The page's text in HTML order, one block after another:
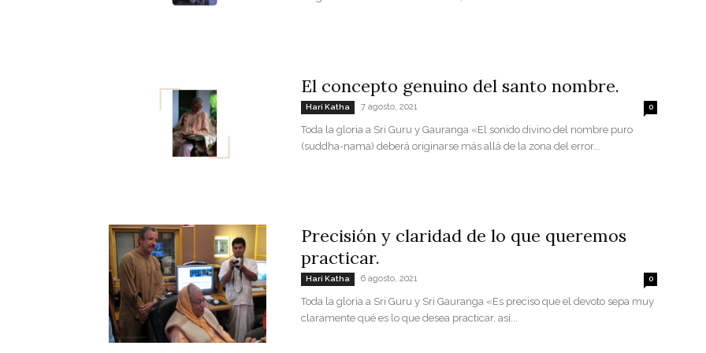
El concepto genuino del santo nombre.
Hari Katha 7 agosto, 2021 0
Toda la gloria a Sri Guru y Gauranga «El sonido divino del nombre puro
(suddha-nama) deberá originarse más allá de la zona del error...
Precisión y claridad de lo que queremos
practicar.
Hari Katha 6 agosto, 2021 0
Toda la gloria a Sri Guru y Sri Gauranga «Es preciso que el devoto sepa muy
claramente qué es lo que desea practicar, así...